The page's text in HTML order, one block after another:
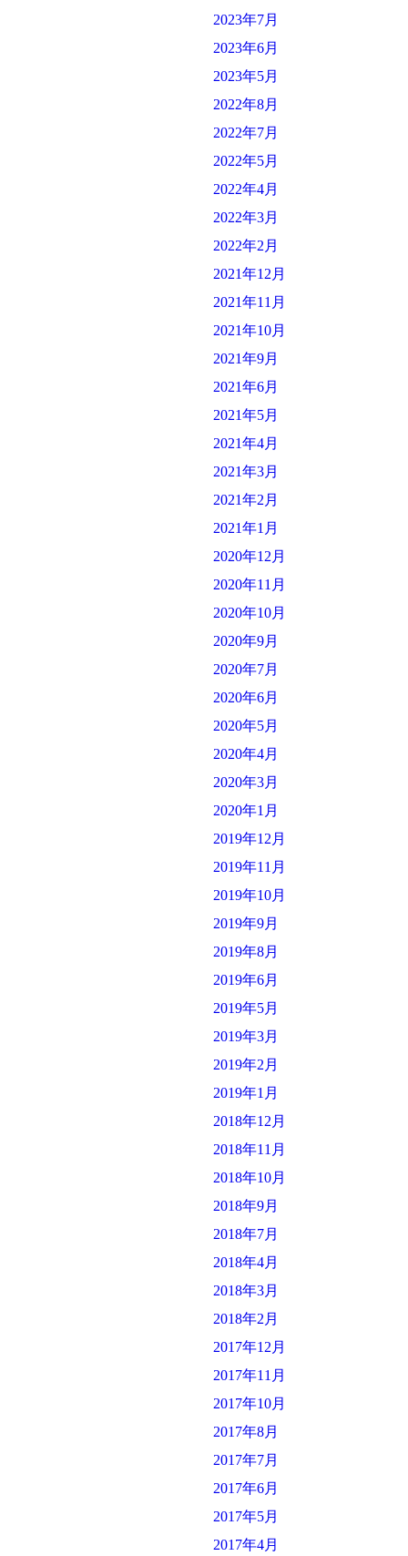
2023年7月
2023年6月
2023年5月
2022年8月
2022年7月
2022年5月
2022年4月
2022年3月
2022年2月
2021年12月
2021年11月
2021年10月
2021年9月
2021年6月
2021年5月
2021年4月
2021年3月
2021年2月
2021年1月
2020年12月
2020年11月
2020年10月
2020年9月
2020年7月
2020年6月
2020年5月
2020年4月
2020年3月
2020年1月
2019年12月
2019年11月
2019年10月
2019年9月
2019年8月
2019年6月
2019年5月
2019年3月
2019年2月
2019年1月
2018年12月
2018年11月
2018年10月
2018年9月
2018年7月
2018年4月
2018年3月
2018年2月
2017年12月
2017年11月
2017年10月
2017年8月
2017年7月
2017年6月
2017年5月
2017年4月